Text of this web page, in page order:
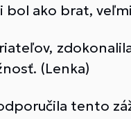
ako brat,
(Lenka)
tento